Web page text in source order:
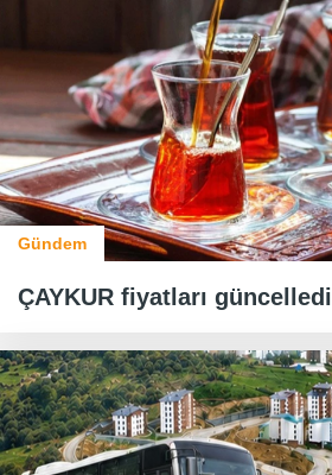
Gündem
ÇAYKUR fiyatları güncelledi